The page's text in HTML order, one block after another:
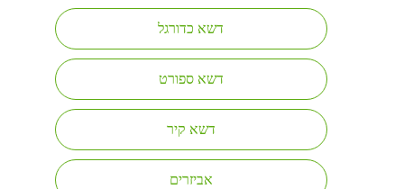
דשא כדורגל
דשא ספורט
דשא קיר
אביזרים